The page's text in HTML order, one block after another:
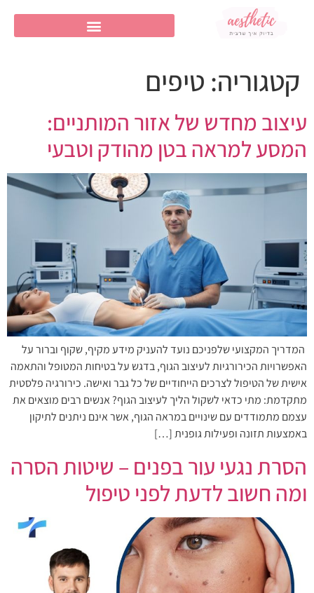
קטגוריה: טיפים
עיצוב מחדש של אזור המותניים:
המסע למראה בטן מהודק וטבעי
המדריך המקצועי שלפניכם נועד להעניק מידע מקיף, שקוף וברור על
האפשרויות הכירורגיות לעיצוב הגוף, בדגש על בטיחות המטופל והתאמה
אישית של הטיפול לצרכים הייחודיים של כל גבר ואישה. כירורגיה פלסטית
מתקדמת: מתי כדאי לשקול הליך לעיצוב הגוף? אנשים רבים מוצאים את
עצמם מתמודדים עם שינויים במראה הגוף, אשר אינם ניתנים לתיקון
באמצעות תזונה ופעילות גופנית […]
הסרת נגעי עור בפנים – שיטות הסרה
ומה חשוב לדעת לפני טיפול